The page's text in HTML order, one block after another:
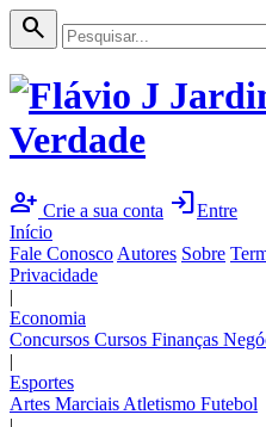
search
person_add Crie a sua conta loginEntre
Início
Fale Conosco Autores Sobre
Privacidade
|
Economia
Concursos Cursos Finanças
|
Esportes
Artes Marciais Atletismo Futebol